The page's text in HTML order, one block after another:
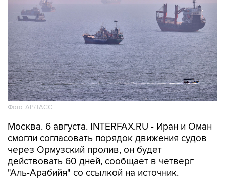
Фото: AP/ТАСС
Москва. 6 августа. INTERFAX.RU - Иран и Оман
смогли согласовать порядок движения судов
через Ормузский пролив, он будет
действовать 60 дней, сообщает в четверг
"Аль-Арабийя" со ссылкой на источник.